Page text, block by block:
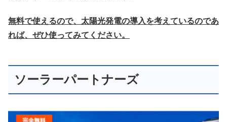
無料で使えるので、太陽光発電の導入を考えているのであ
れば、ぜひ使ってみてください。
ソーラーパートナーズ